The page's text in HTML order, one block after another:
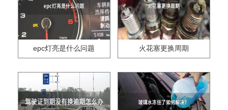
epc灯亮是什么问题 火花塞更换周期